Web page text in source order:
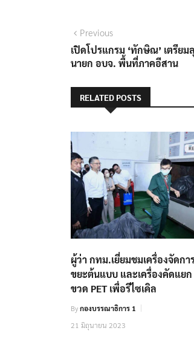
แนะแนว
เรื่อง
PreviousPrevious
post:
เปิดโปรแกรม ‘ทักษิณ’ เตรียม
นายก อบจ. พื้นที่ภาคอีสาน
RELATED POSTS
ผู้ว่า กทม.เยี่ยมชมเครื่องจัดกา
ขยะต้นแบบ และเครื่องคัดแยก
ขวด PET เพื่อรีไซเคิล
Byกองบรรณาธิการ 1
21 มิถุนายน 2023